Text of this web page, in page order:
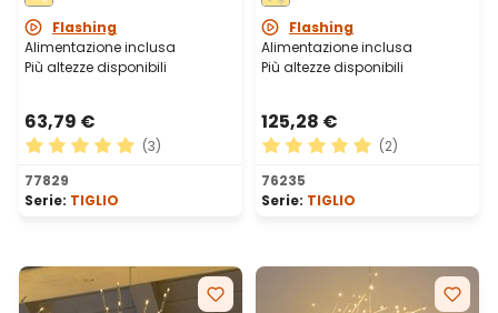
interno
Flashing
Alimentazione inclusa
Più altezze disponibili
63,79 €
Valutazione media di 5 su 5 stelle
(3)
77829
Serie: TIGLIO
Flashing
Alimentazione inclusa
Più altezze disponibili
125,28 €
Valutazione media di 5 su
(2)
76235
Serie: TIGLIO